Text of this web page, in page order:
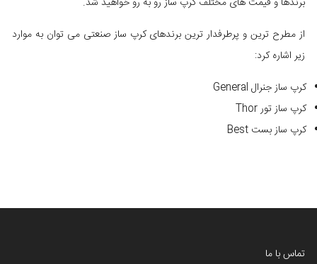
از مطرح ترین و پرطرفدار ترین برندهای کرپ ساز صنعتی می توان به موارد
زیر اشاره کرد:
کرپ ساز جنرال General
کرپ ساز تور Thor
کرپ ساز بست Best
تماس با ما